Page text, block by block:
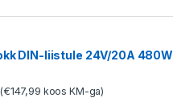
DIN-liistule 24V/20A 480W
(€147,99 koos KM-ga)